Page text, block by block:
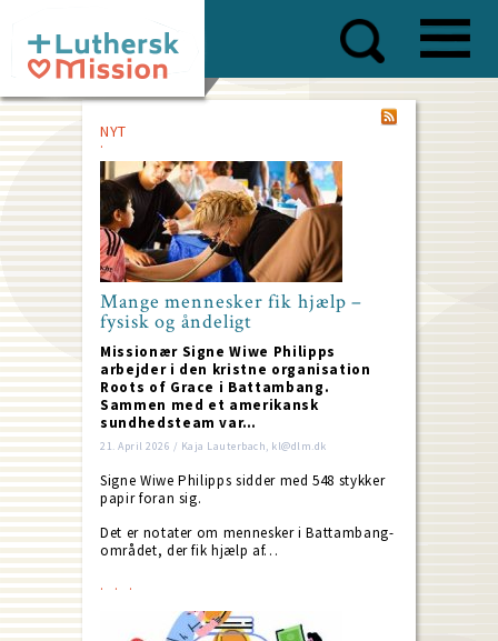
main
content
NYT
Mange mennesker fik hjælp –
fysisk og åndeligt
Missionær Signe Wiwe Philipps
arbejder i den kristne organisation
Roots of Grace i Battambang.
Sammen med et amerikansk
sundhedsteam var…
21. April 2026 / Kaja Lauterbach, kl@dlm.dk
Signe Wiwe Philipps sidder med 548 stykker
papir foran sig.
Det er notater om mennesker i Battambang-
området, der fik hjælp af…